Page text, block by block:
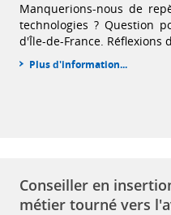
Manquerions-nous de
technologies ? Question
d'Île-de-France. Réflexions
Plus d'information...
Conseiller en
métier tourné vers